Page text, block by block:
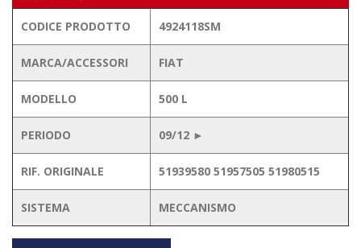
CODICE PRODOTTO 4924118SM
MARCA/ACCESSORI FIAT
MODELLO 500 L
PERIODO 09/12 ►
RIF. ORIGINALE 51939580 51957505 51980515
SISTEMA MECCANISMO